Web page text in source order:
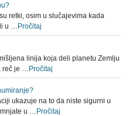
retki, osim u slučajevima kada
u … Pročitaj
linija koja deli planetu Zemlju
je … Pročitaj
ukazuje na to da niste sigurni u
u … Pročitaj